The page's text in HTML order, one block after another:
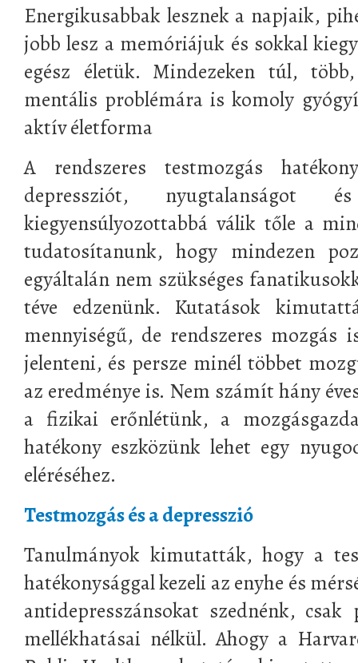
Energikusabbak lesznek a napjaik,
jobb lesz a memóriájuk és sokkal
egész életük. Mindezeken túl,
mentális problémára is komoly
aktív életforma
A rendszeres testmozgás
depressziót, nyugtalanságot
kiegyensúlyozottabbá válik tőle a
tudatosítanunk, hogy mindezen
egyáltalán nem szükséges
téve edzenünk. Kutatások
mennyiségű, de rendszeres mozgás
jelenteni, és persze minél többet
az eredménye is. Nem számít hány
a fizikai erőnlétünk, a
hatékony eszközünk lehet egy
eléréséhez.
Testmozgás és a depresszió
Tanulmányok kimutatták, hogy a
hatékonysággal kezeli az enyhe és
antidepresszánsokat szednénk, csak
mellékhatásai nélkül. Ahogy a